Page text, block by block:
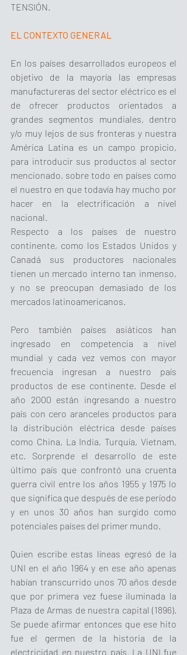
TENSIÓN.
EL CONTEXTO GENERAL
En los países desarrollados europeos el
objetivo de la mayoría las empresas
manufactureras del sector eléctrico es el
de ofrecer productos orientados a
grandes segmentos mundiales, dentro
y/o muy lejos de sus fronteras y nuestra
América Latina es un campo propicio,
para introducir sus productos al sector
mencionado, sobre todo en países como
el nuestro en que todavía hay mucho por
hacer en la electrificación a nivel
nacional.
Respecto a los países de nuestro
continente, como los Estados Unidos y
Canadá sus productores nacionales
tienen un mercado interno tan inmenso,
y no se preocupan demasiado de los
mercados latinoamericanos.
Pero también países asiáticos han
ingresado en competencia a nivel
mundial y cada vez vemos con mayor
frecuencia ingresan a nuestro país
productos de ese continente. Desde el
año 2000 están ingresando a nuestro
país con cero aranceles productos para
la distribución eléctrica desde países
como China, La India, Turquía, Vietnam,
etc. Sorprende el desarrollo de este
último país que confrontó una cruenta
guerra civil entre los años 1955 y 1975 lo
que significa que después de ese período
y en unos 30 años han surgido como
potenciales países del primer mundo.
Quien escribe estas líneas egresó de la
UNI en el año 1964 y en ese año apenas
habían transcurrido unos 70 años desde
que por primera vez fuese iluminada la
Plaza de Armas de nuestra capital (1896).
Se puede afirmar entonces que ese hito
fue el germen de la historia de la
electricidad en nuestro país. La UNI fue